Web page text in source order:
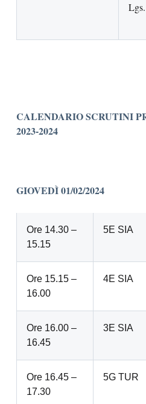
CALENDARIO SCRUTINI
2023-2024
GIOVEDÌ01/02/2024
Ore 14.30 –
15.15
5E SIA
Ore 15.15 –
16.00
4E SIA
Ore 16.00 –
16.45
3E SIA
Ore 16.45 –
17.30
5G TUR